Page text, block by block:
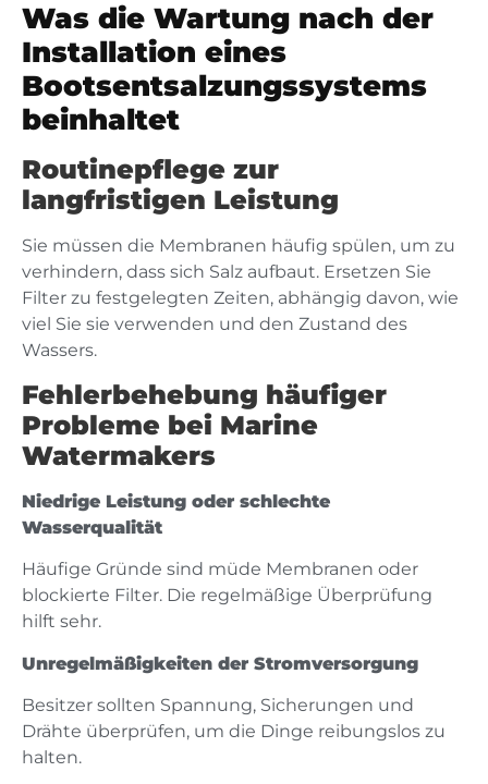
Was die Wartung nach der
Installation eines
Bootsentsalzungssystems
beinhaltet
Routinepflege zur
langfristigen Leistung
Sie müssen die Membranen häufig spülen, um zu
verhindern, dass sich Salz aufbaut. Ersetzen Sie
Filter zu festgelegten Zeiten, abhängig davon, wie
viel Sie sie verwenden und den Zustand des
Wassers.
Fehlerbehebung häufiger
Probleme bei Marine
Watermakers
Niedrige Leistung oder schlechte
Wasserqualität
Häufige Gründe sind müde Membranen oder
blockierte Filter. Die regelmäßige Überprüfung
hilft sehr.
Unregelmäßigkeiten der Stromversorgung
Besitzer sollten Spannung, Sicherungen und
Drähte überprüfen, um die Dinge reibungslos zu
halten.